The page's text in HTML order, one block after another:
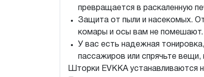
превращается в раскаленную
Защита от пыли и насекомых.
комары и осы вам не помешают.
У вас есть надежная
пассажиров или спрячьте
Шторки EVKKA устанавливаются